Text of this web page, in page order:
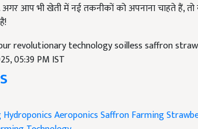
05:39 PM IST
Technology